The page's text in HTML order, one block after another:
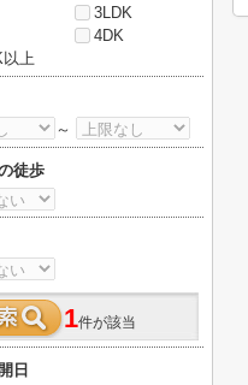
3LDK
4DK
以上
～
徒歩
1件が該当
日